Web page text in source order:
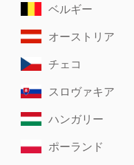
ベルギー
オーストリア
チェコ
スロヴァキア
ハンガリー
ポーランド